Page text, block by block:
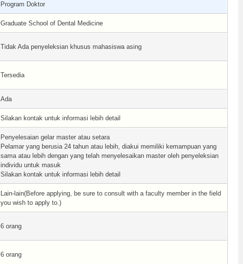
Program Doktor
Graduate School of Dental Medicine
Tidak Ada penyeleksian khusus mahasiswa asing
Tersedia
Ada
Silakan kontak untuk informasi lebih detail
Penyelesaian gelar master atau setara
Pelamar yang berusia 24 tahun atau lebih, diakui memiliki kemampuan yang
sama atau lebih dengan yang telah menyelesaikan master oleh penyeleksian
individu untuk masuk
Silakan kontak untuk informasi lebih detail
Lain-lain(Before applying, be sure to consult with a faculty member in the field
you wish to apply to.)
6 orang
6 orang